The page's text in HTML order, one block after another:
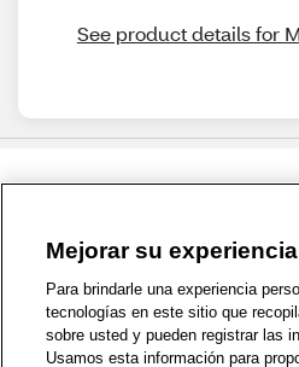
See product details for
1-800-679-9691 | Contáctenos |
Política de Privacidad | WA
Zona de Bienestar | ©
Mejorar su
Para brindarle una experiencia
tecnologías en este sitio que
sobre usted y pueden registrar las
Usamos esta información para